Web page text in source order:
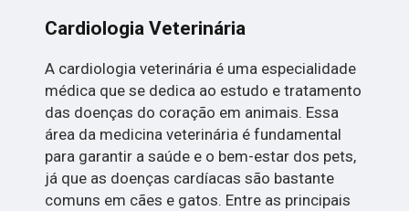
Cardiologia Veterinária
A cardiologia veterinária é uma especialidade
médica que se dedica ao estudo e tratamento
das doenças do coração em animais. Essa
área da medicina veterinária é fundamental
para garantir a saúde e o bem-estar dos pets,
já que as doenças cardíacas são bastante
comuns em cães e gatos. Entre as principais